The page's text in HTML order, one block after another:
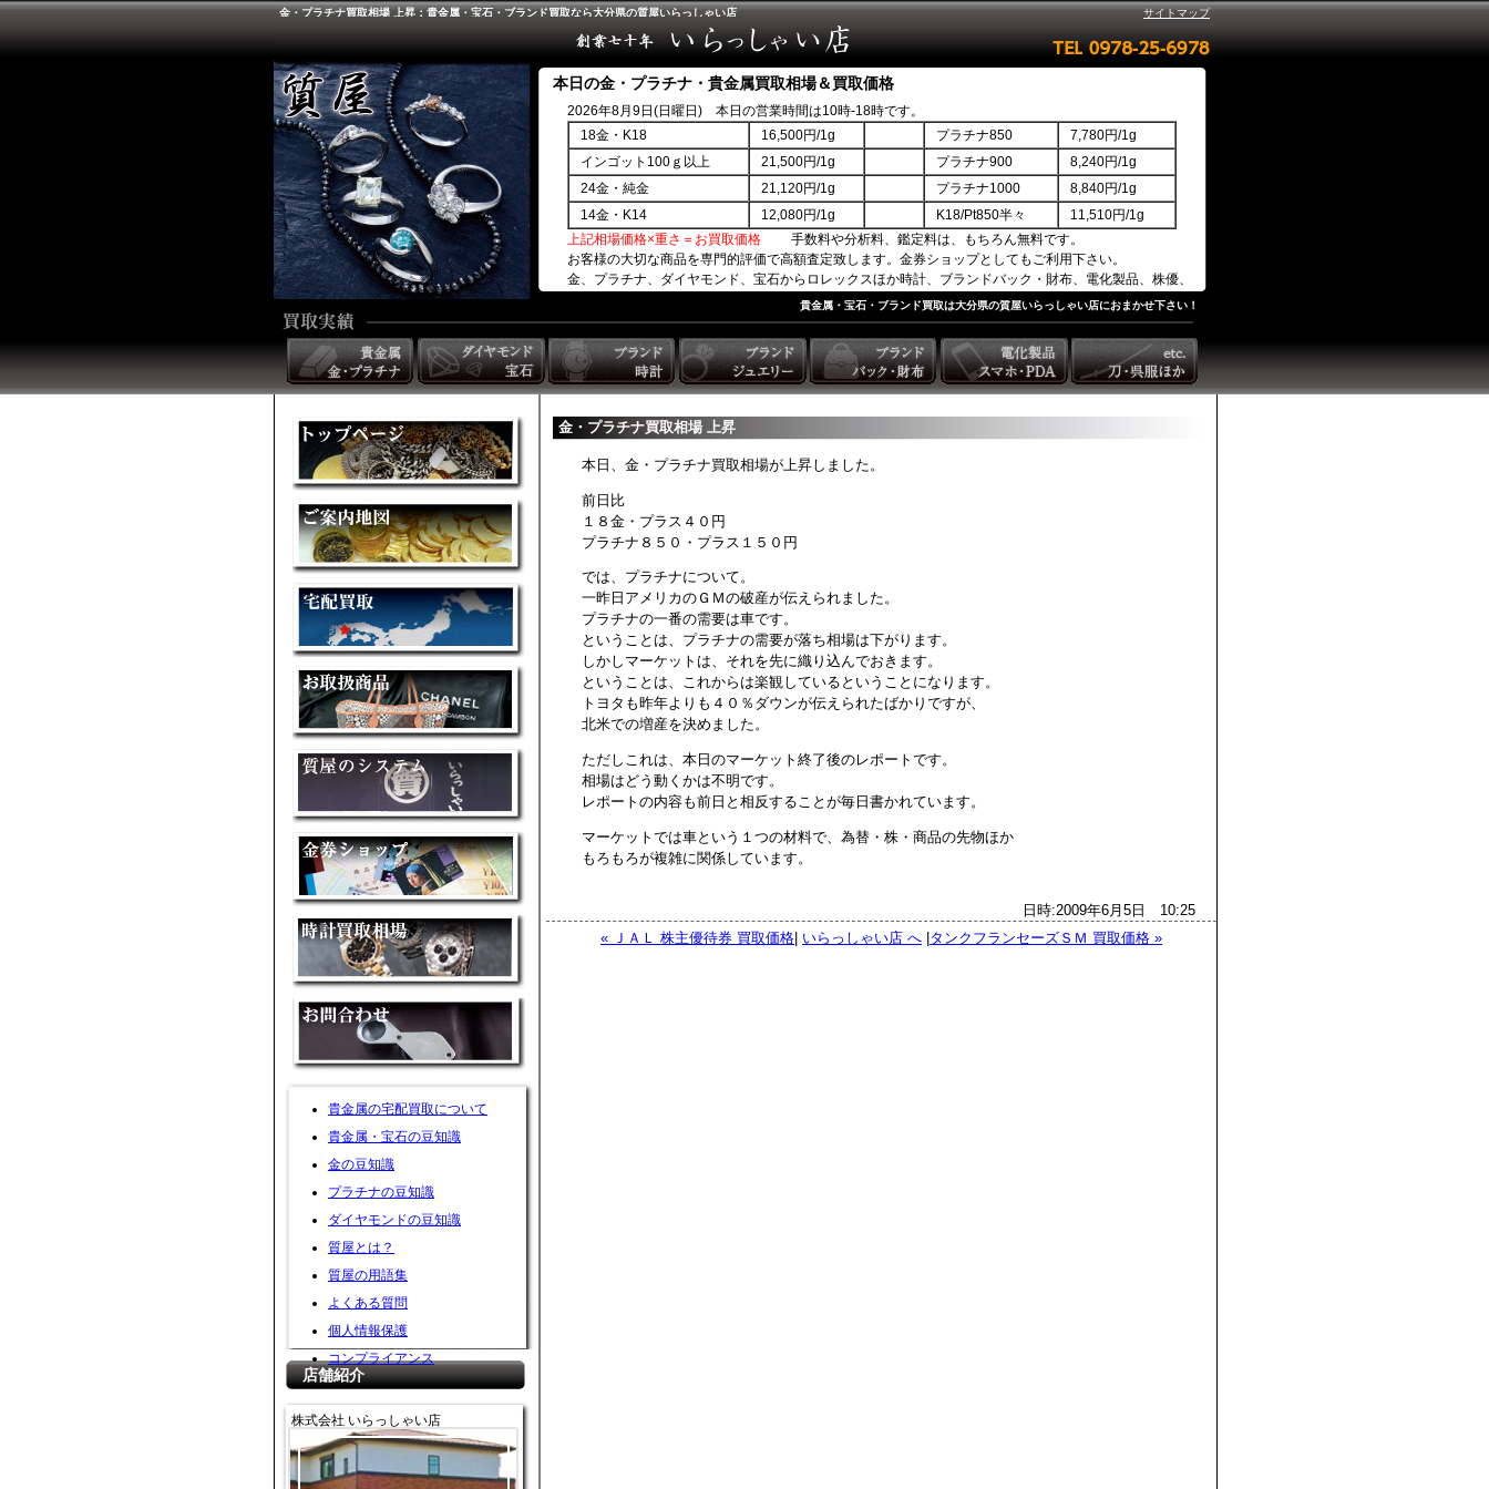
金・プラチナ買取相場 上昇：貴金属・宝石・ブランド買取なら大分県の質屋いらっしゃい店 サイトマップ
本日の金・プラチナ・貴金属買取相場＆買取価格
2026年8月9日(日曜日) 本日の営業時間は10時-18時です。
18金・K18
16,500円/1g プラチナ850
7,780円/1g
インゴット100ｇ以上
21,500円/1g プラチナ900
8,240円/1g
24金・純金
21,120円/1g プラチナ1000
8,840円/1g
14金・K14
12,080円/1g K18/Pt850半々
11,510円/1g
上記相場価格×重さ＝お買取価格 手数料や分析料、鑑定料は、もちろん無料です。
お客様の大切な商品を専門的評価で高額査定致します。金券ショップとしてもご利用下さい。
金、プラチナ、ダイヤモンド、宝石からロレックスほか時計、ブランドバック・財布、電化製品、株優、
貴金属・宝石・ブランド買取は大分県の質屋いらっしゃい店におまかせ下さい！
貴金属の宅配買取について
貴金属・宝石の豆知識
金の豆知識
プラチナの豆知識
ダイヤモンドの豆知識
質屋とは？
質屋の用語集
よくある質問
個人情報保護
コンプライアンス
店舗紹介
株式会社 いらっしゃい店
金・プラチナ買取相場 上昇
本日、金・プラチナ買取相場が上昇しました。
前日比
１８金・プラス４０円
プラチナ８５０・プラス１５０円
では、プラチナについて。
一昨日アメリカのＧＭの破産が伝えられました。
プラチナの一番の需要は車です。
ということは、プラチナの需要が落ち相場は下がります。
しかしマーケットは、それを先に織り込んでおきます。
ということは、これからは楽観しているということになります。
トヨタも昨年よりも４０％ダウンが伝えられたばかりですが、
北米での増産を決めました。
ただしこれは、本日のマーケット終了後のレポートです。
相場はどう動くかは不明です。
レポートの内容も前日と相反することが毎日書かれています。
マーケットでは車という１つの材料で、為替・株・商品の先物ほか
もろもろが複雑に関係しています。
日時:2009年6月5日 10:25
« ＪＡＬ 株主優待券 買取価格 いらっしゃい店 へ タンクフランセーズＳＭ 買取価格 »